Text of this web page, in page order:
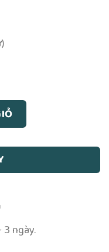
Gia Đình Việt Nam số
ngày.